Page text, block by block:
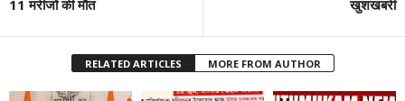
11 मरीजों की मौत
खुशखबरी
RELATED ARTICLES MORE FROM AUTHOR